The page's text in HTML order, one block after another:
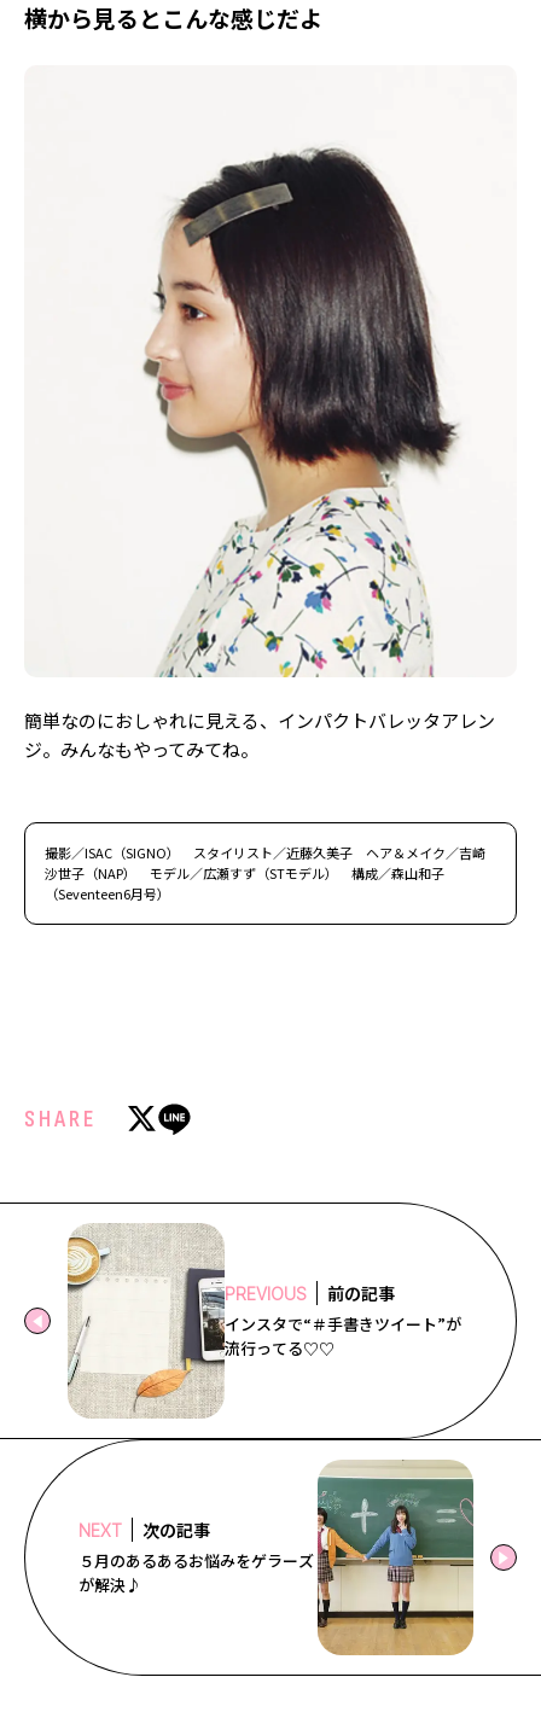
横から見るとこんな感じだよ
簡単なのにおしゃれに見える、インパクトバレッタアレン
ジ。みんなもやってみてね。
撮影／ISAC（SIGNO） スタイリスト／近藤久美子 ヘア＆メイク／吉崎
沙世子（NAP） モデル／広瀬すず（STモデル） 構成／森山和子
（Seventeen6月号）
SHARE
PREVIOUS 前の記事
インスタで“＃手書きツイート”が
流行ってる♡♡
NEXT 次の記事
５月のあるあるお悩みをゲラーズ
が解決♪